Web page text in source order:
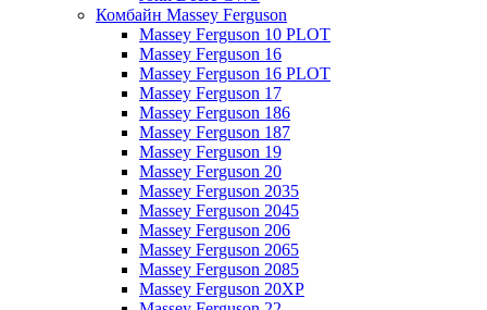
Комбайн Massey Ferguson
Massey Ferguson 10 PLOT
Massey Ferguson 16
Massey Ferguson 16 PLOT
Massey Ferguson 17
Massey Ferguson 186
Massey Ferguson 187
Massey Ferguson 19
Massey Ferguson 20
Massey Ferguson 2035
Massey Ferguson 2045
Massey Ferguson 206
Massey Ferguson 2065
Massey Ferguson 2085
Massey Ferguson 20XP